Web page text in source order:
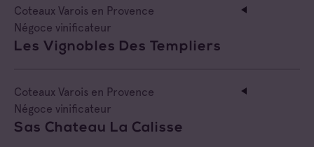
Coteaux Varois en Provence
Négoce vinificateur
Les Vignobles Des Templiers
Coteaux Varois en Provence
Négoce vinificateur
Sas Chateau La Calisse